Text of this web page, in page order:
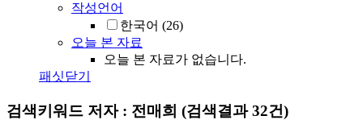
작성언어
한국어 (26)
오늘 본 자료
오늘 본 자료가 없습니다.
패싯닫기
검색키워드 저자 : 전매희 (검색결과 32건)